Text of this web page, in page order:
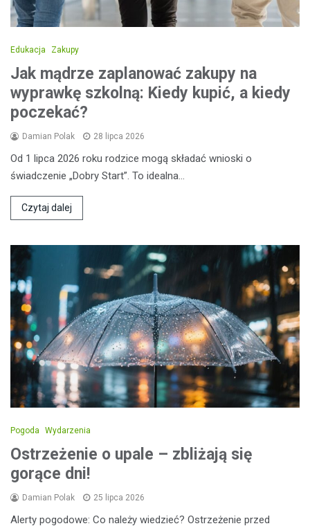
Edukacja Zakupy
Jak mądrze zaplanować zakupy na
wyprawkę szkolną: Kiedy kupić, a kiedy
poczekać?
Damian Polak 28 lipca 2026
Od 1 lipca 2026 roku rodzice mogą składać wnioski o
świadczenie „Dobry Start”. To idealna…
Czytaj dalej
Pogoda Wydarzenia
Ostrzeżenie o upale – zbliżają się
gorące dni!
Damian Polak 25 lipca 2026
Alerty pogodowe: Co należy wiedzieć? Ostrzeżenie przed